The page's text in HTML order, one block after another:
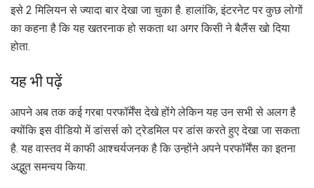
इसे 2 मिलियन से ज्यादा बार देखा जा चुका है. हालांकि, इंटरनेट पर कुछ लोगों
का कहना है कि यह खतरनाक हो सकता था अगर किसी ने बैलैंस खो दिया
होता.
यह भी पढ़ें
आपने अब तक कई गरबा परफॉर्मेंस देखे होंगे लेकिन यह उन सभी से अलग है
क्योंकि इस वीडियो में डांसर्स को ट्रेडमिल पर डांस करते हुए देखा जा सकता
है. यह वास्तव में काफी आश्चर्यजनक है कि उन्होंने अपने परफॉर्मेंस का इतना
अद्भुत समन्वय किया.